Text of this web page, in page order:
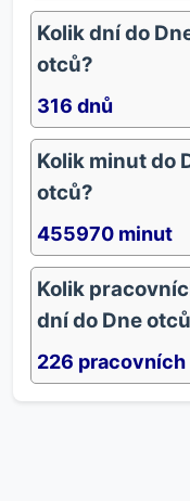
Kolik dní do
otců?
316 dnů
Kolik minut do
otců?
455970 minut
Kolik
dní do Dne
226 pracovních